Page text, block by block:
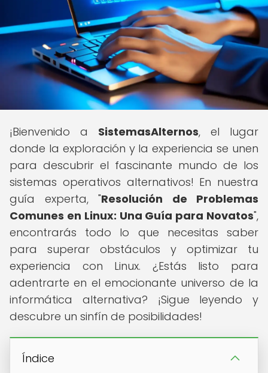
¡Bienvenido a SistemasAlternos, el lugar
donde la exploración y la experiencia se unen
para descubrir el fascinante mundo de los
sistemas operativos alternativos! En nuestra
guía experta, "Resolución de Problemas
Comunes en Linux: Una Guía para Novatos",
encontrarás todo lo que necesitas saber
para superar obstáculos y optimizar tu
experiencia con Linux. ¿Estás listo para
adentrarte en el emocionante universo de la
informática alternativa? ¡Sigue leyendo y
descubre un sinfín de posibilidades!
Índice